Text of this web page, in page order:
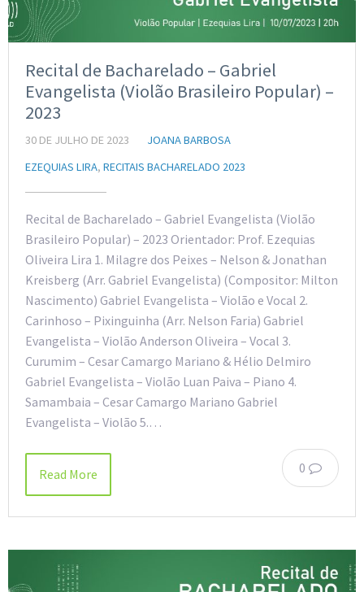
Recital de Bacharelado – Gabriel
Evangelista (Violão Brasileiro Popular) –
2023
30 DE JULHO DE 2023
JOANA BARBOSA
EZEQUIAS LIRA, RECITAIS BACHARELADO 2023
Recital de Bacharelado – Gabriel Evangelista (Violão
Brasileiro Popular) – 2023 Orientador: Prof. Ezequias
Oliveira Lira 1. Milagre dos Peixes – Nelson & Jonathan
Kreisberg (Arr. Gabriel Evangelista) (Compositor: Milton
Nascimento) Gabriel Evangelista – Violão e Vocal 2.
Carinhoso – Pixinguinha (Arr. Nelson Faria) Gabriel
Evangelista – Violão Anderson Oliveira – Vocal 3.
Curumim – Cesar Camargo Mariano & Hélio Delmiro
Gabriel Evangelista – Violão Luan Paiva – Piano 4.
Samambaia – Cesar Camargo Mariano Gabriel
Evangelista – Violão 5.…
0
Read More